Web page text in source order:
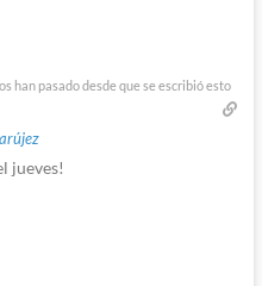
han pasado desde que se escribió esto
jueves!